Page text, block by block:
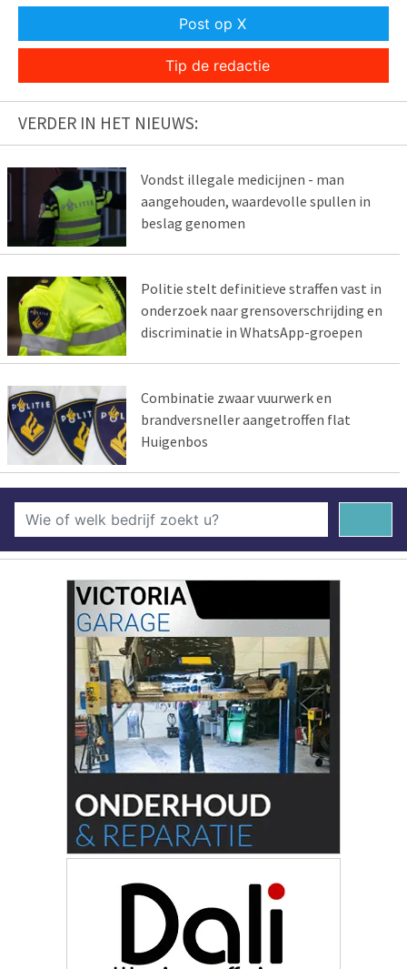
Post op X
Tip de redactie
VERDER IN HET NIEUWS:
Vondst illegale medicijnen - man
aangehouden, waardevolle spullen in
beslag genomen
Politie stelt definitieve straffen vast in
onderzoek naar grensoverschrijding en
discriminatie in WhatsApp-groepen
Combinatie zwaar vuurwerk en
brandversneller aangetroffen flat
Huigenbos